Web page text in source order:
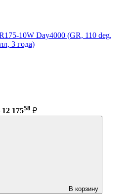
10W Day4000 (GR, 110 deg,
3 года)
12 17558 ₽
В корзину